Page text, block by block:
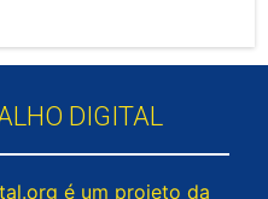
DIGITAL
é um projeto da